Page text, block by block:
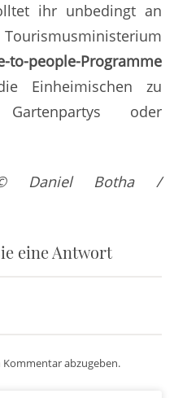
ihr unbedingt an
to-people-Programme
Einheimischen zu
Gartenpartys oder
© Daniel Botha /
eine Antwort
Kommentar abzugeben.